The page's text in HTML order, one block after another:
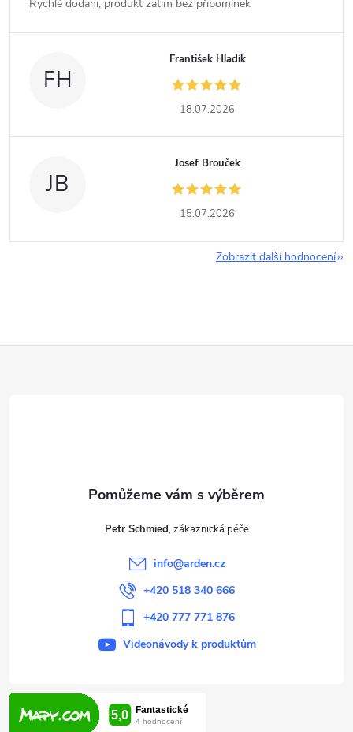
Rychlé dodani, produkt zatim bez připomínek
FH
František Hladík
18.07.2026
JB
Josef Brouček
15.07.2026
Zobrazit další hodnocení
Petr Schmied
info@arden.cz
+420 518 340 666
+420 777 771 876
Videonávody k produktům